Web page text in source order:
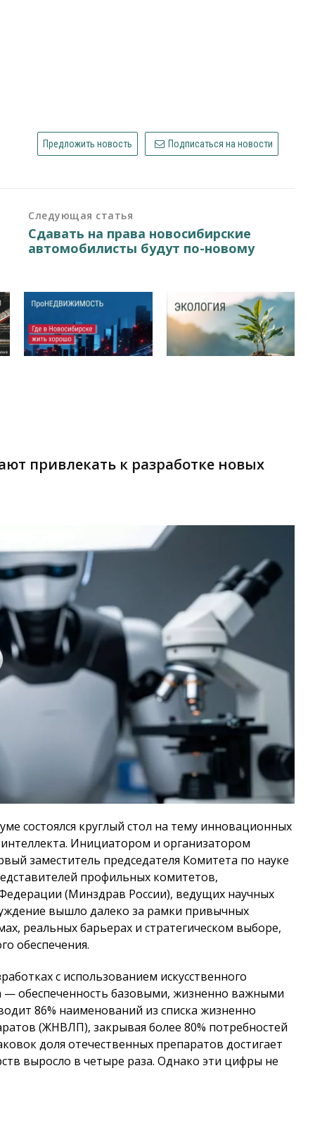
Предложить новость Подписаться на новости
Следующая статья
Сдавать на права новосибирские
автомобилисты будут по-новому
привлекать к разработке новых
состоялся круглый стол на тему инновационных
Инициатором и организатором
заместитель председателя Комитета по науке
профильных комитетов,
(Минздрав России), ведущих научных
вышло далеко за рамки привычных
реальных барьерах и стратегическом выборе,
обеспечения.
с использованием искусственного
— обеспеченность базовыми, жизненно важными
86% наименований из списка жизненно
(ЖНВЛП), закрывая более 80% потребностей
доля отечественных препаратов достигает
выросло в четыре раза. Однако эти цифры не